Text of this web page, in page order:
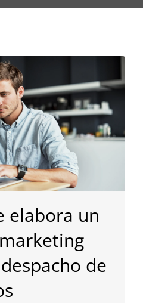
elabora un
de